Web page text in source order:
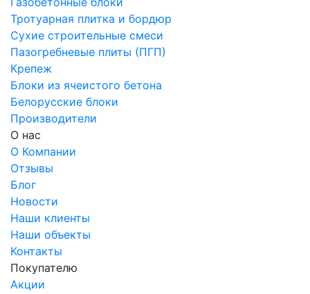
Тротуарная плитка и бордюр
Сухие строительные смеси
Пазогребневые плиты (ПГП)
Крепеж
Блоки из ячеистого бетона
Белорусские блоки
Производители
О нас
О Компании
Отзывы
Блог
Новости
Наши клиенты
Наши объекты
Контакты
Покупателю
Акции